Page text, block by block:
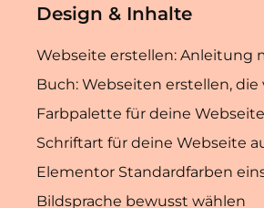
Design & Inhalte
Webseite erstellen: Anleitung
Buch: Webseiten erstellen, die
Farbpalette für deine Webseite
Schriftart für deine Webseite
Elementor Standardfarben
Bildsprache bewusst wählen